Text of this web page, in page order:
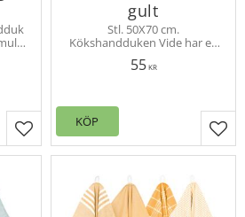
Lägg till i favoriter
gult
Stl. 50X70 cm.
Kökshandduken Vide har en
liten etikett med text som
talar om att den är tillverkad
55KR
KÖP